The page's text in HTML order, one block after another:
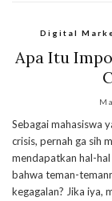
Digital
Apa Itu
Sebagai mahasiswa
crisis, pernah ga sih
mendapatkan hal-hal
bahwa teman-
kegagalan? Jika iya,